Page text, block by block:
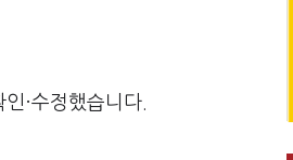
·수정했습니다.